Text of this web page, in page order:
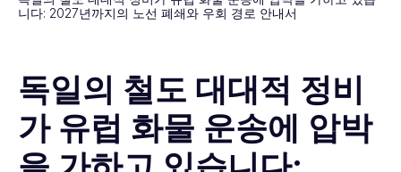
니다: 2027년까지의 노선 폐쇄와 우회 경로 안내서
독일의 철도 대대적 정비
가 유럽 화물 운송에 압박